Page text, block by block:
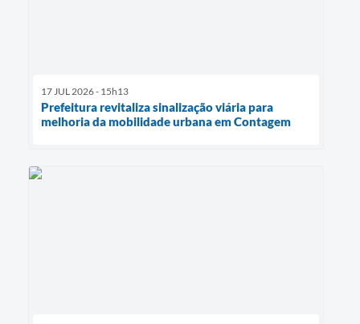
17 JUL 2026 - 15h13
Prefeitura revitaliza sinalização viária para
melhoria da mobilidade urbana em Contagem